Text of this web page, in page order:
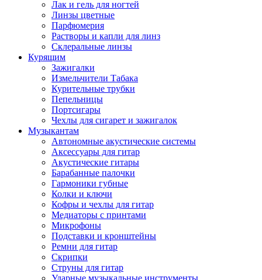
Лак и гель для ногтей
Линзы цветные
Парфюмерия
Растворы и капли для линз
Склеральные линзы
Курящим
Зажигалки
Измельчители Табака
Курительные трубки
Пепельницы
Портсигары
Чехлы для сигарет и зажигалок
Музыкантам
Автономные акустические системы
Аксессуары для гитар
Акустические гитары
Барабанные палочки
Гармоники губные
Колки и ключи
Кофры и чехлы для гитар
Медиаторы с принтами
Микрофоны
Подставки и кронштейны
Ремни для гитар
Скрипки
Струны для гитар
Ударные музыкальные инструменты